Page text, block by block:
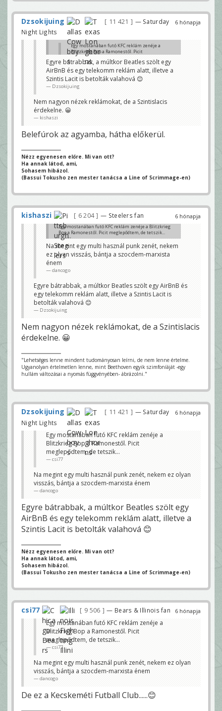
6 hónapja
Dzsokijuing 11 421
— Saturday
Night Lights
Egy mostanában futó KFC reklám zenéje a
Blitzkrieg Bop a Ramonestől. Picit
meglepődtem, de tetszik...
csi77
Na megint egy multi használ punk zenét, nekem ez
olyan visszás, bántja a szocdem-marxista énem
dancogo
Egyre bátrabbak, a múltkor Beatles szölt egy
AirBnB és egy telekomm reklám alatt, illetve a
Szintis Lacit is betolták valahová 😊
Dzsokijuing
Nem nagyon nézek reklámokat, de a Szintislacis
érdekelne. 😀
kishaszi
Belefúrok az agyamba, hátha előkerül.
Nézz egyenesen előre. Mi van ott?
Ha annak látod, ami,
Sohasem hibázol.
(Bassui Tokusho zen mester tanácsa a Line of Scrimmage-en)
6 hónapja
kishaszi 6 204 — Steelers fan
Egy mostanában futó KFC reklám zenéje a Blitzkrieg
Bop a Ramonestől. Picit meglepődtem, de tetszik...
csi77
Na megint egy multi használ punk zenét, nekem
ez olyan visszás, bántja a szocdem-marxista
énem
dancogo
Egyre bátrabbak, a múltkor Beatles szölt egy AirBnB és
egy telekomm reklám alatt, illetve a Szintis Lacit is
betolták valahová 😊
Dzsokijuing
Nem nagyon nézek reklámokat, de a Szintislacis
érdekelne. 😀
"Lehetséges lenne mindent tudományosan leírni, de nem lenne értelme.
Ugyanolyan értelmetlen lenne, mint Beethoven egyik szimfoníáját -egy
hullám változásai a nyomás függvényében- ábrázolni."
6 hónapja
Dzsokijuing 11 421
— Saturday
Night Lights
Egy mostanában futó KFC reklám zenéje a
Blitzkrieg Bop a Ramonestől. Picit
meglepődtem, de tetszik...
csi77
Na megint egy multi használ punk zenét, nekem ez olyan
visszás, bántja a szocdem-marxista énem
dancogo
Egyre bátrabbak, a múltkor Beatles szölt egy
AirBnB és egy telekomm reklám alatt, illetve a
Szintis Lacit is betolták valahová 😊
Nézz egyenesen előre. Mi van ott?
Ha annak látod, ami,
Sohasem hibázol.
(Bassui Tokusho zen mester tanácsa a Line of Scrimmage-en)
6 hónapja
csi77 9 506 — Bears & Illinois fan
Egy mostanában futó KFC reklám zenéje a
Blitzkrieg Bop a Ramonestől. Picit
meglepődtem, de tetszik...
csi77
Na megint egy multi használ punk zenét, nekem ez olyan
visszás, bántja a szocdem-marxista énem
dancogo
De ez a Kecskeméti Futball Club......😊